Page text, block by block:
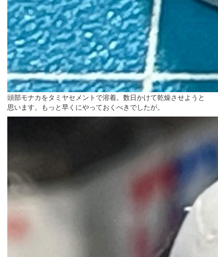
頭部モナカをタミヤセメントで溶着。数日かけて乾燥させようと
思います。もっと早くにやっておくべきでしたが。